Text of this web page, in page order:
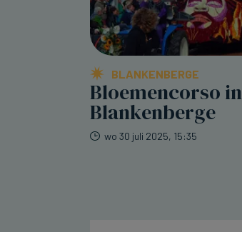
BLANKENBERGE
Bloemencorso in
Blankenberge
wo 30 juli 2025, 15:35